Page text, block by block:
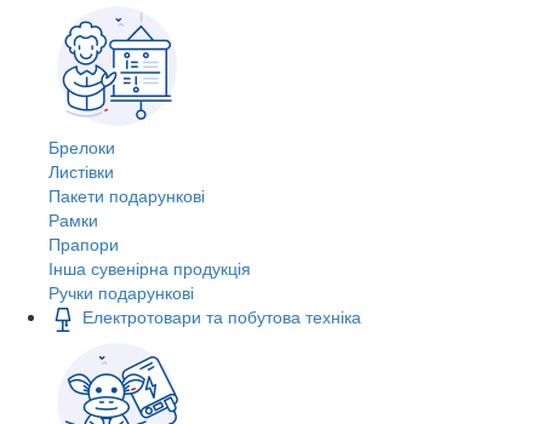
Брелоки
Листівки
Пакети подарункові
Рамки
Прапори
Інша сувенірна продукція
Ручки подарункові
Електротовари та побутова техніка